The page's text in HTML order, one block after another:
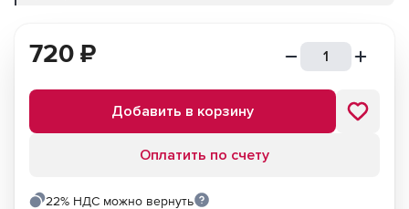
720 ₽
Добавить в корзину
Оплатить по счету
22% НДС можно вернуть